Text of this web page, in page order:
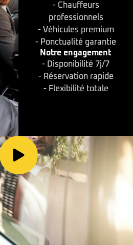
- Chauffeurs
professionnels
- Véhicules premium
- Ponctualité garantie
Notre engagement
- Disponibilité 7j/7
- Réservation rapide
- Flexibilité totale